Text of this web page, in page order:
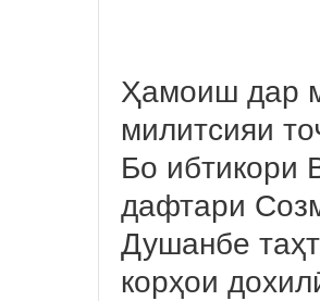
Ҳамоиш дар
милитсияи
Бо ибтикори
дафтари
Душанбе
корҳои